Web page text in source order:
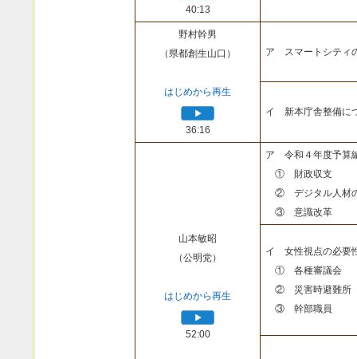
40:13
野村幹男
（県都創生山口）
はじめから再生
36:16
ア スマートシティ
イ 新本庁舎整備に
山本敏昭
（公明党）
はじめから再生
52:00
ア 令和４年度予算
① 財政収支
② デジタル人材
③ 意識改革
イ 女性視点の必要
① 各種審議会
② 災害時避難所
③ 幹部職員